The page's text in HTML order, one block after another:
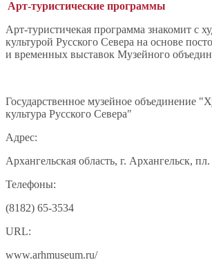
Арт-туристические программы
Арт-туристичекая программа знакомит с
культурой Русского Севера на основе
и временных выставок Музейного
Государственное музейное объединение
культура Русского Севера"
Адрес:
Архангельская область, г. Архангельск,
Телефоны:
(8182) 65-3534
URL:
www.arhmuseum.ru/